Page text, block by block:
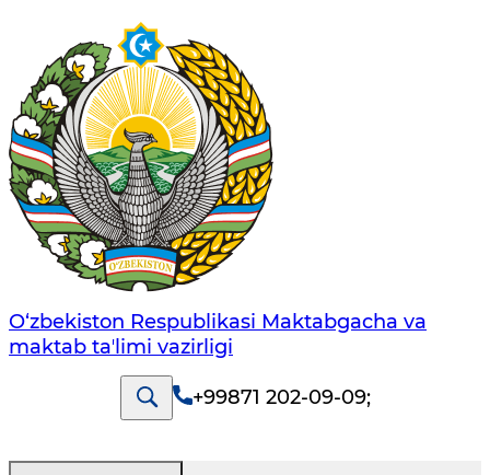
O‘zbekiston Respublikasi Maktabgacha va
maktab taʼlimi vazirligi
+99871 202-09-09;